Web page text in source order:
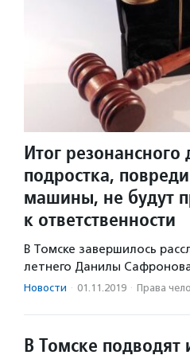
Итог резонансного
подростка,
машины, не будут
к ответственности
В Томске завершилось
летнего Данилы
Новости · 01.11.2019 · Права
В Томске подводят